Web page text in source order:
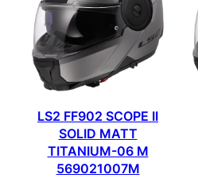
LS2 FF902 SCOPE II
SOLID MATT
TITANIUM-06 M
569021007M